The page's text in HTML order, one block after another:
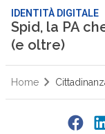
IDENTITÀ DIGITALE
Spid, la PA
(e oltre)
Home